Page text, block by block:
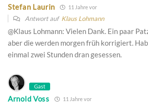
Stefan Laurin 11 Jahre vor
Antwort auf Klaus Lohmann
@Klaus Lohmann: Vielen Dank. Ein paar
aber die werden morgen früh korrigiert.
einmal zwei Stunden dran gesessen.
Gast
Arnold Voss 11 Jahre vor